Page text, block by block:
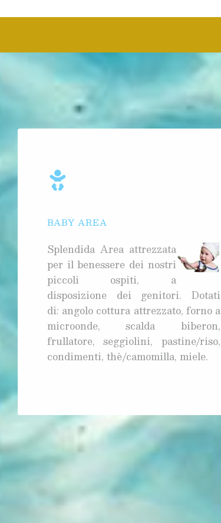
BABY AREA
Splendida Area attrezzata
per il benessere dei nostri
piccoli ospiti, a
disposizione dei genitori. Dotati
di: angolo cottura attrezzato, forno a
microonde, scalda biberon,
frullatore, seggiolini, pastine/riso,
condimenti, thè/camomilla, miele.